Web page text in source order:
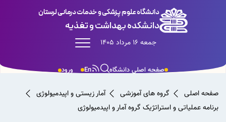
دانشگاه علوم پزشکی و خدمات درمانی لرستان
دانشکده بهداشت و تغذیه
جمعه 16 مرداد 1405
ورود En صفحه اصلی دانشگاه
صفحه اصلی گروه های آموزشی
آمار زیستی و اپیدمیولوژی
برنامه عملیاتی و استراتژیک گروه آمار و اپیدمیولوژی